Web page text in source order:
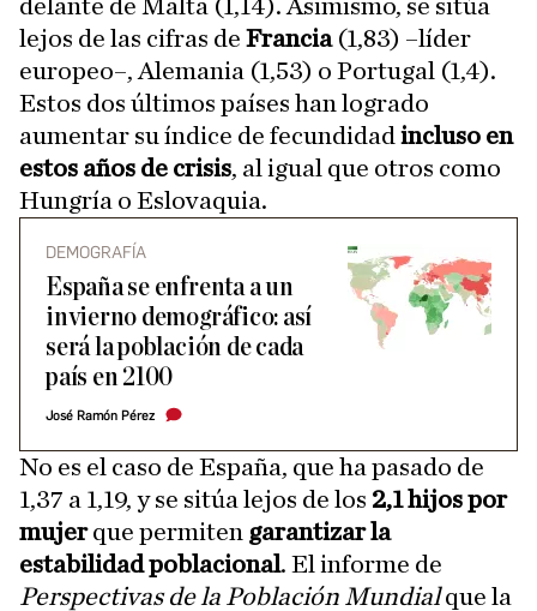
delante de Malta (1,14). Asimismo, se sitúa
lejos de las cifras de Francia(1,83) –líder
europeo–, Alemania (1,53) o Portugal (1,4).
Estos dos últimos países han logrado
aumentar su índice de fecundidad incluso en
estos años de crisis, al igual que otros como
Hungría o Eslovaquia.
DEMOGRAFÍA
España se enfrenta a un
invierno demográfico: así
será la población de cada
país en 2100
José Ramón Pérez
No es el caso de España, que ha pasado de
1,37 a 1,19, y se sitúa lejos de los 2,1 hijos por
mujerque permiten garantizar la
estabilidadpoblacional. El informe de
Perspectivas de la Población Mundialque la